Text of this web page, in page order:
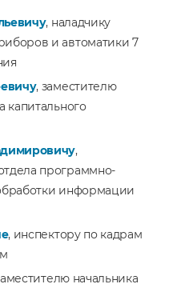
, наладчику
и автоматики 7
, заместителю
капитального
,
программно-
информации
, инспектору по кадрам
начальника